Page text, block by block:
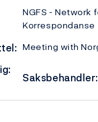
NGFS - Network
Meeting with
Saksbehandler: